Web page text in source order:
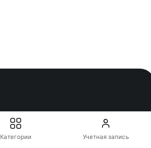
Категории Учетная запись